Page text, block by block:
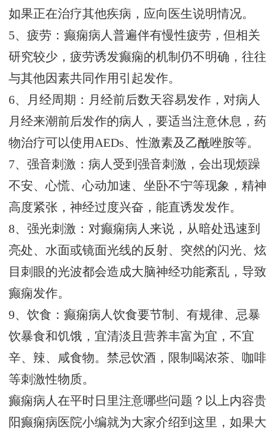
如果正在治疗其他疾病，应向医生说明情况。
5、疲劳：癫痫病人普遍伴有慢性疲劳，但相关
研究较少，疲劳诱发癫痫的机制仍不明确，往往
与其他因素共同作用引起发作。
6、月经周期：月经前后数天容易发作，对病人
月经来潮前后发作的病人，要适当注意休息，药
物治疗可以使用AEDs、性激素及乙酰唑胺等。
7、强音刺激：病人受到强音刺激，会出现烦躁
不安、心慌、心动加速、坐卧不宁等现象，精神
高度紧张，神经过度兴奋，能直诱发发作。
8、强光刺激：对癫痫病人来说，从暗处迅速到
亮处、水面或镜面光线的反射、突然的闪光、炫
目刺眼的光波都会造成大脑神经功能紊乱，导致
癫痫发作。
9、饮食：癫痫病人饮食要节制、有规律、忌暴
饮暴食和饥饿，宜清淡且营养丰富为宜，不宜
辛、辣、咸食物。禁忌饮酒，限制喝浓茶、咖啡
等刺激性物质。
癫痫病人在平时日里注意哪些问题？以上内容贵
阳癫痫病医院小编就为大家介绍到这里，如果大